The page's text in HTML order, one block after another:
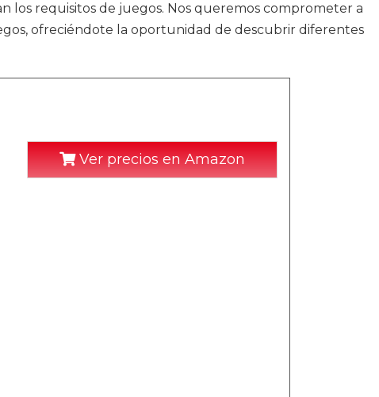
los requisitos de juegos. Nos queremos comprometer a
ofreciéndote la oportunidad de descubrir diferentes
Ver precios en Amazon